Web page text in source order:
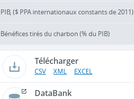
PIB, ($ PPA internationaux constants de 2011)
Bénéfices tirés du charbon (% du PIB)
Télécharger
CSV XML EXCEL
DataBank